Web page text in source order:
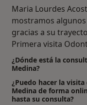
Maria Lourdes
mostramos
gracias a su
Primera visita
¿Dónde está la
Medina?
¿Puedo hacer la
Medina de forma
hasta su consulta?